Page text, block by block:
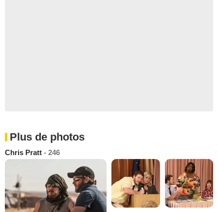
Plus de photos
Chris Pratt - 246